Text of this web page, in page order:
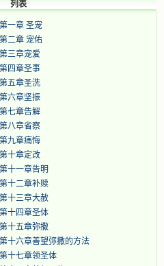
列表
第一章 圣宠
第二章 宠佑
第三章宠爱
第四章圣事
第五章圣洗
第六章坚振
第七章告解
第八章省察
第九章痛悔
第十章定改
第十一章告明
第十二章补赎
第十三章大赦
第十四章圣体
第十五章弥撒
第十六章善望弥撒的方法
第十七章领圣体